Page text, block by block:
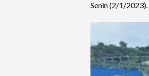
Senin (2/1/2023).